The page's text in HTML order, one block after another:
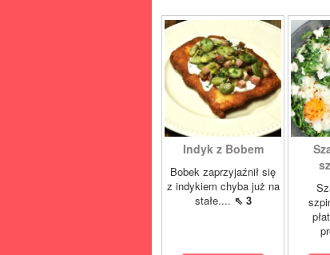
Indyk z Bobem
Bobek zaprzyjaźnił się
z indykiem chyba już na
stałe.... ⇖ 3